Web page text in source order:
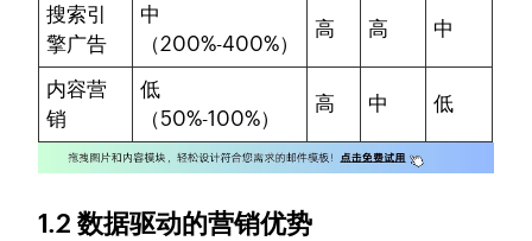
搜索引
擎广告
中
（200%-400%）
高 高 中
内容营
销
低
（50%-100%）
高 中 低
1.2 数据驱动的营销优势